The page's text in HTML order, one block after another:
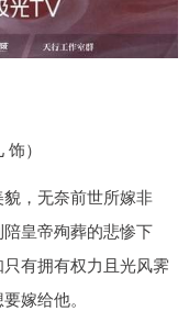
）
，无奈前世所嫁非
皇帝殉葬的悲惨下
有拥有权力且光风霁
嫁给他。